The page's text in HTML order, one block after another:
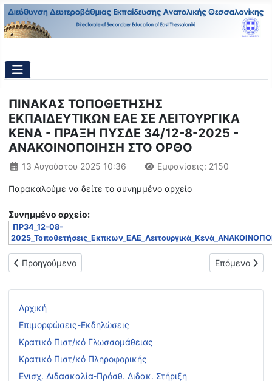
Αρχική
Επιμορφώσεις-Εκδηλώσεις
Κρατικό Πιστ/κό Γλωσσομάθειας
Κρατικό Πιστ/κό Πληροφορικής
Ενισχ. Διδασκαλία-Πρόσθ. Διδακ. Στήριξη
ΠΙΝΑΚΑΣ ΤΟΠΟΘΕΤΗΣΗΣ
ΕΚΠΑΙΔΕΥΤΙΚΩΝ ΕΑΕ ΣΕ ΛΕΙΤΟΥΡΓΙΚΑ
ΚΕΝΑ - ΠΡΑΞΗ ΠΥΣΔΕ 34/12-8-2025 -
ΑΝΑΚΟΙΝΟΠΟΙΗΣΗ ΣΤΟ ΟΡΘΟ
Λεπτομέρειες
13 Αυγούστου 2025 10:36 Εμφανίσεις: 2150
Παρακαλούμε να δείτε το συνημμένο αρχείο
Συνημμένo αρχείο:
ΠΡ34_12-08-
Προηγούμενο άρθρο: Νέα πρόσκληση ενδιαφέροντος για
Προηγούμενο Επόμενο
Επόμενο